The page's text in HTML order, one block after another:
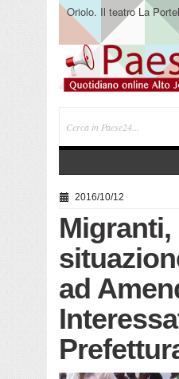
Oriolo. Il teatro La
terra” del
2016/10/12
Migranti,
ad